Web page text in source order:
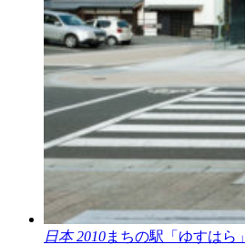
日本 2010まちの駅「ゆすはら」